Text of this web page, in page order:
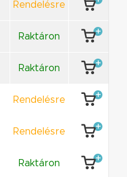
Rendelésre
Raktáron
Raktáron
Rendelésre
Rendelésre
Raktáron